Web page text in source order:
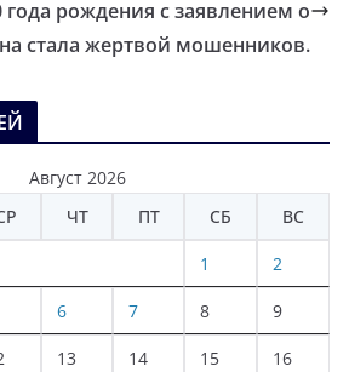
рождения с заявлением о
стала жертвой мошенников.
Август 2026
ЧТ ПТ СБ ВС
1 2
6 7 8 9
13 14 15 16